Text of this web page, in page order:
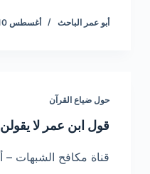
أبو عمر الباحث أغسطس 10, 2012
حول ضياع القرآن
قول ابن عمر لا
قناة مكافح الشبهات –